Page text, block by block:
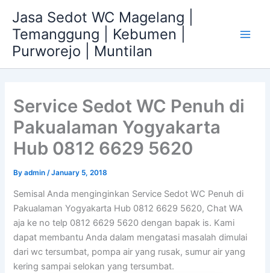
content
Jasa Sedot WC Magelang |
Temanggung | Kebumen |
Purworejo | Muntilan
Service Sedot WC Penuh di
Pakualaman Yogyakarta
Hub 0812 6629 5620
Byadmin/January 5, 2018
Semisal Anda menginginkan Service Sedot WC Penuh di
Pakualaman Yogyakarta Hub 0812 6629 5620, Chat WA
aja ke no telp 0812 6629 5620 dengan bapak is. Kami
dapat membantu Anda dalam mengatasi masalah dimulai
dari wc tersumbat, pompa air yang rusak, sumur air yang
kering sampai selokan yang tersumbat.